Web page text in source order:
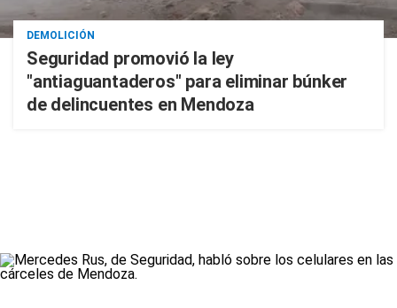
DEMOLICIÓN
Seguridad promovió la ley
"antiaguantaderos" para eliminar búnker
de delincuentes en Mendoza